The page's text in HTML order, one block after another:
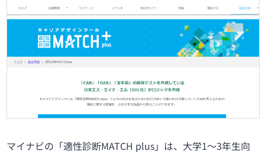
マイナビの「適性診断MATCH plus」は、大学1〜3年生向